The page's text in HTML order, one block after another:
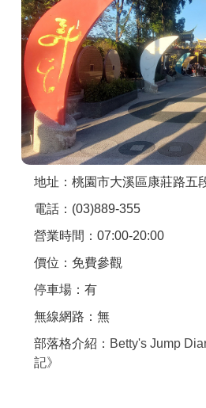
聯絡我們
APP下載
地址：桃園市大溪區康莊路五
電話：(03)889-355
營業時間：07:00-20:00
價位：免費參觀
停車場：有
無線網路：無
部落格介紹： Betty's Jump
記》